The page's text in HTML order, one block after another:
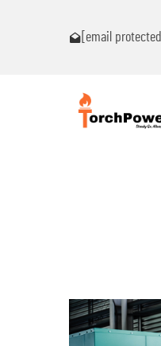
[email protected]